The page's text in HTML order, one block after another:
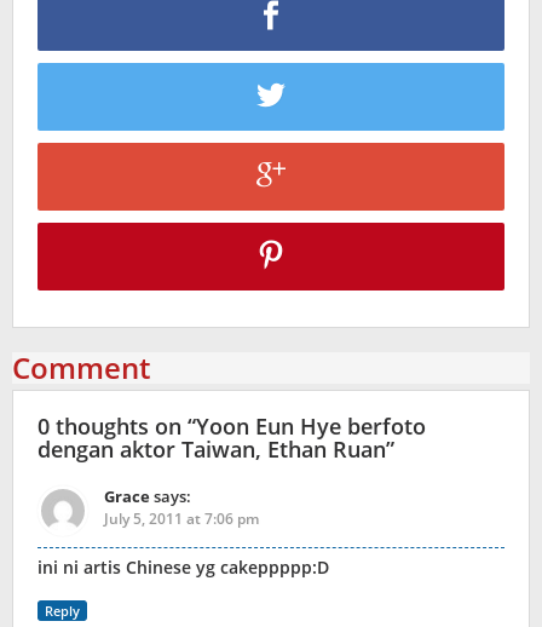
Comment
0 thoughts on “Yoon Eun Hye berfoto
dengan aktor Taiwan, Ethan Ruan”
Gracesays:
July 5, 2011 at 7:06 pm
ini ni artis Chinese yg cakeppppp:D
Reply